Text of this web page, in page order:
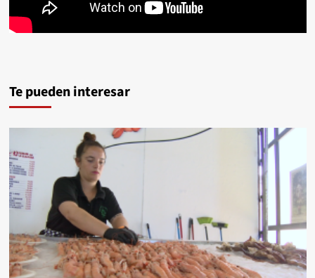
Te pueden interesar